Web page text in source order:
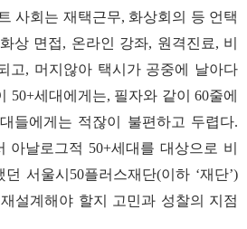
사회는 재택근무, 화상회의 등 언택
상 면접, 온라인 강좌, 원격진료, 비
고, 머지않아 택시가 공중에 날아다
50+세대에게는, 필자와 같이 60줄에
들에게는 적잖이 불편하고 두렵다.
아날로그적 50+세대를 대상으로 비
서울시50플러스재단(이하 ‘재단’)
설계해야 할지 고민과 성찰의 지점